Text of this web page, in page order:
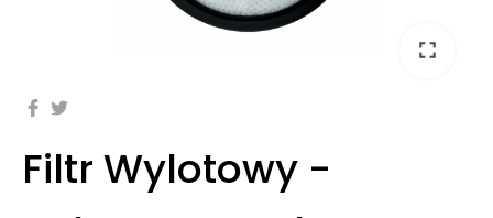
fullscreen
Filtr Wylotowy -